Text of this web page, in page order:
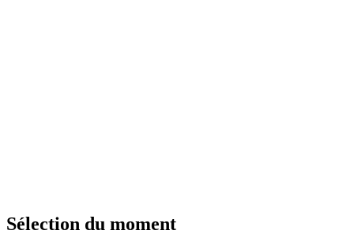
Sélection du moment